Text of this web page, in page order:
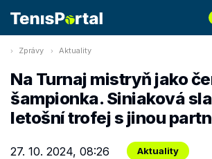
Zprávy Aktuality
Na Turnaj mistryň jako
šampionka. Siniaková
letošní trofej s jinou
27. 10. 2024, 08:26 Aktuality